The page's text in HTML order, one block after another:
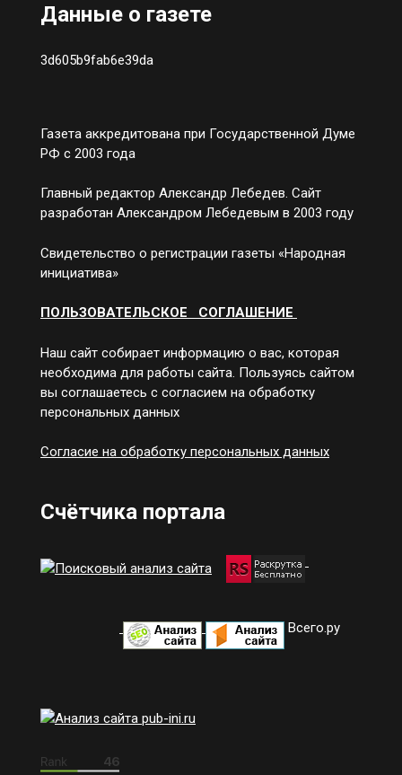
Данные о газете
3d605b9fab6e39da
Газета аккредитована при Государственной Думе
РФ с 2003 года
Главный редактор Александр Лебедев. Сайт
разработан Александром Лебедевым в 2003 году
Свидетельство о регистрации газеты «Народная
инициатива»
ПОЛЬЗОВАТЕЛЬСКОЕ СОГЛАШЕНИЕ
Наш сайт собирает информацию о вас, которая
необходима для работы сайта. Пользуясь сайтом
вы соглашаетесь с согласием на обработку
персональных данных
Согласие на обработку персональных данных
Счётчика портала
Всего.ру